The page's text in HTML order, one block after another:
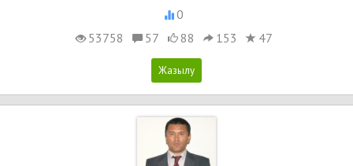
0
53758
57 88 153 47